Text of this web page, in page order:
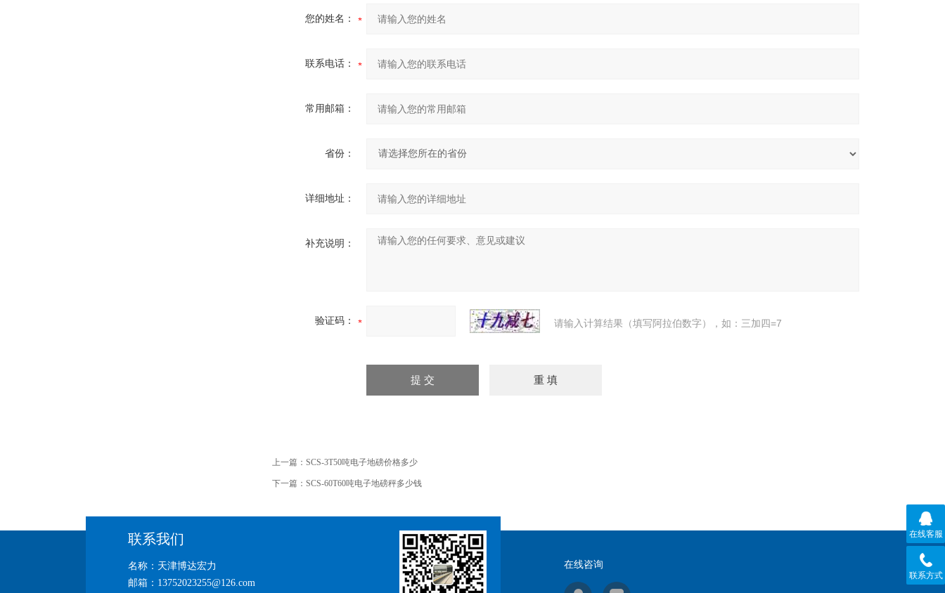
您的姓名：
联系电话：
常用邮箱：
省份：
详细地址：
补充说明：
验证码： 请输入计算结果（填写阿拉伯数字），如：三加四=7
上一篇： SCS-3T50吨电子地磅价格多少
下一篇： SCS-60T60吨电子地磅秤多少钱
联系我们
名称：天津博达宏力
邮箱：13752023255@126.com
在线咨询
在线客服
联系方式